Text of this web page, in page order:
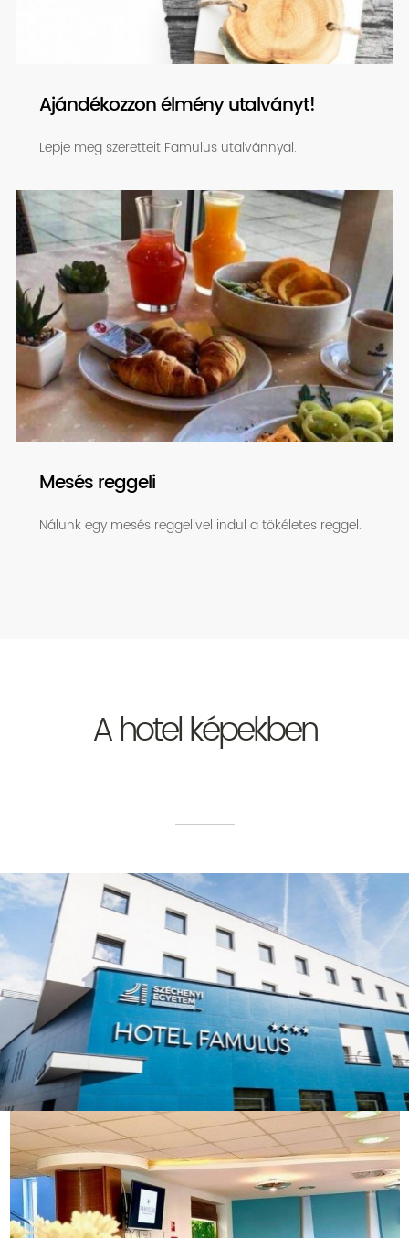
Ajándékozzon élmény utalványt!
Lepje meg szeretteit Famulus utalvánnyal.
Mesés reggeli
Nálunk egy mesés reggelivel indul a tökéletes reggel.
A hotel képekben